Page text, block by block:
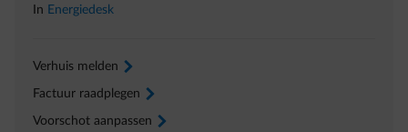
In Energiedesk
Verhuis melden arrow-right
Factuur raadplegen arrow-right
Voorschot aanpassen arrow-right